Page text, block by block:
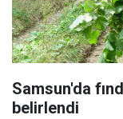
Samsun'da
belirlendi